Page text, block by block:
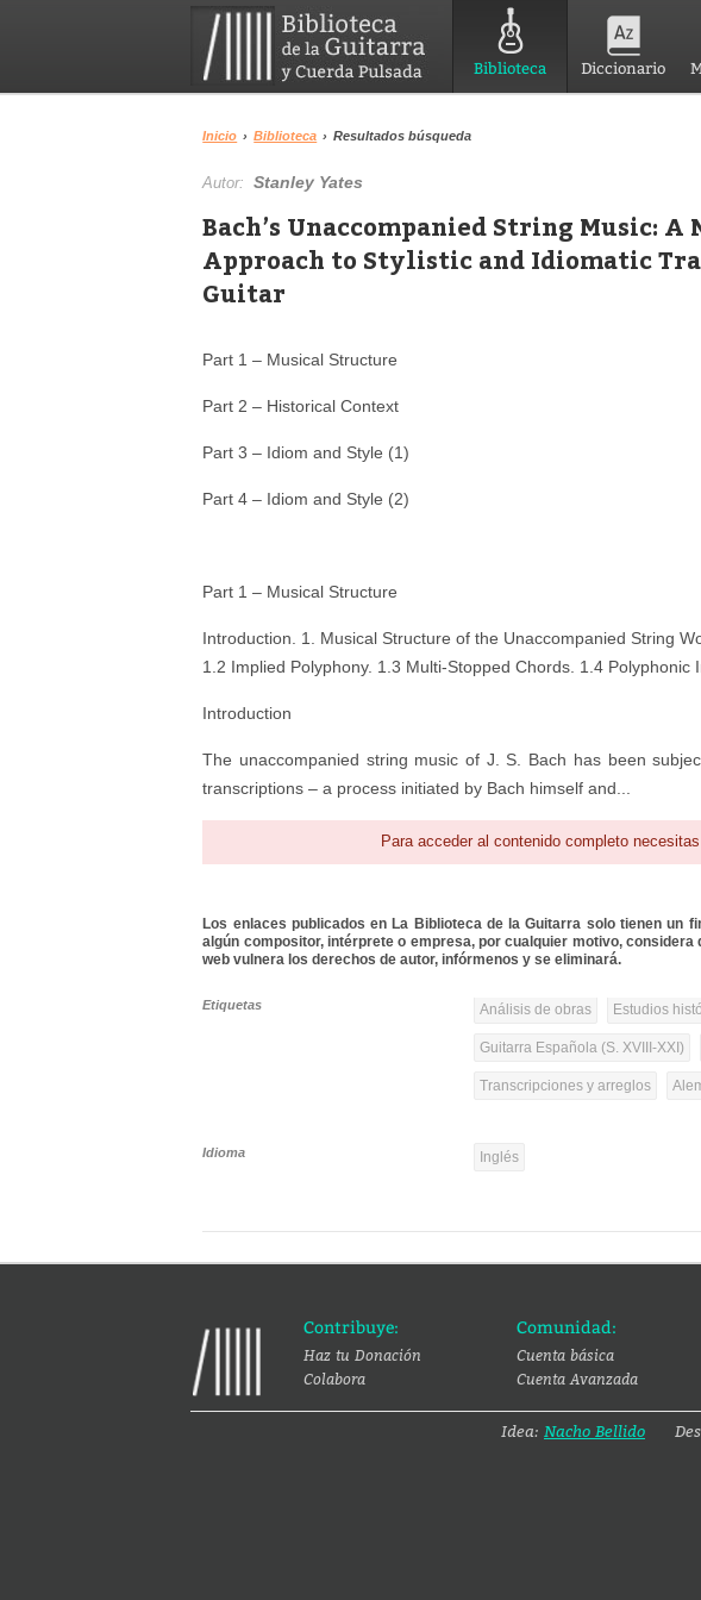
Biblioteca Diccionario
Inicio › Biblioteca › Resultados búsqueda
Autor:Stanley Yates
Bach’s Unaccompanied String Music:
Approach to Stylistic and Idiomatic
Guitar
Part 1 – Musical Structure
Part 2 – Historical Context
Part 3 – Idiom and Style (1)
Part 4 – Idiom and Style (2)
Part 1 – Musical Structure
Introduction. 1. Musical Structure of the Unaccompanied String
1.2 Implied Polyphony. 1.3 Multi-Stopped Chords. 1.4 Polyphonic
Introduction
The unaccompanied string music of J. S. Bach has been
transcriptions – a process initiated by Bach himself and...
Para acceder al contenido completo
Los enlaces publicados en La Biblioteca de la Guitarra solo tienen un
algún compositor, intérprete o empresa, por cualquier motivo, considera
web vulnera los derechos de autor, infórmenos y se eliminará.
Etiquetas Análisis de obras Estudios
Guitarra Española (S. XVIII-XXI)
Transcripciones y arreglos
Idioma Inglés
Contribuye:
Haz tu Donación
Colabora
Comunidad:
Cuenta básica
Cuenta Avanzada
Idea: Nacho Bellido